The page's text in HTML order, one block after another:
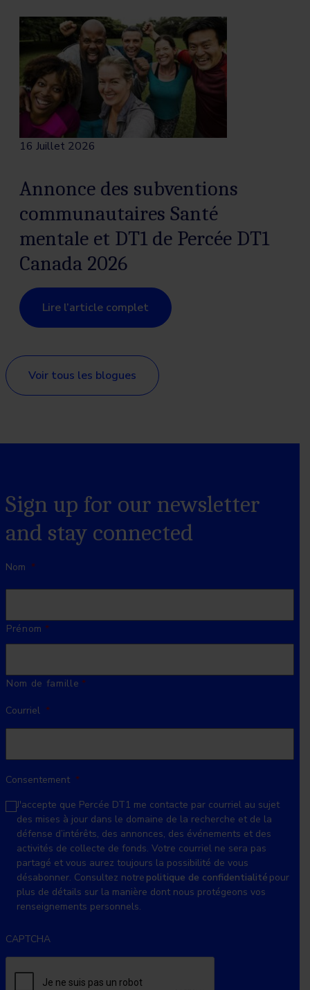
16 Juillet 2026
Annonce des subventions
communautaires Santé
mentale et DT1 de Percée DT1
Canada 2026
Lire l’article complet
Voir tous les blogues
Sign up for our newsletter
and stay connected
Nom *
Prénom
Nom de famille
Courriel *
Consentement *
J'accepte que Percée DT1 me contacte par courriel au sujet
des mises à jour dans le domaine de la recherche et de la
défense d’intérêts, des annonces, des événements et des
activités de collecte de fonds. Votre courriel ne sera pas
partagé et vous aurez toujours la possibilité de vous
désabonner. Consultez notre politique de confidentialité pour
plus de détails sur la manière dont nous protégeons vos
renseignements personnels.
CAPTCHA